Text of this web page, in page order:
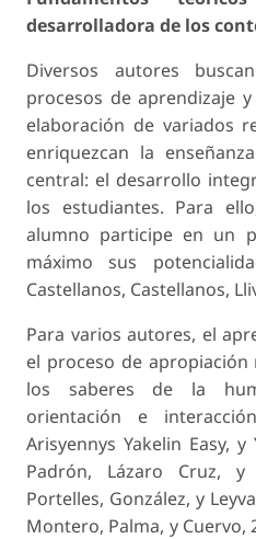
desarrolladora de los
Diversos autores
procesos de aprendizaje
elaboración de variados
enriquezcan la
central: el desarrollo
los estudiantes. Para
alumno participe en un
máximo sus
Castellanos, Castellanos,
Para varios autores, el
el proceso de
los saberes de la
orientación e
Arisyennys Yakelin Easy, y
Padrón, Lázaro Cruz, y
Portelles, González, y
Montero, Palma, y Cuervo,